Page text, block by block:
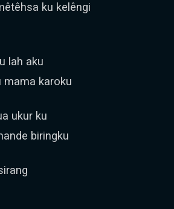
ku kelêngi
lah aku
mama karoku
ukur ku
biringku